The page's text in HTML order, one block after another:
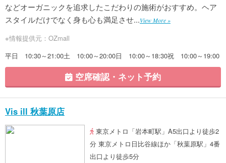
などオーガニックを追求したこだわりの施術がおすすめ。ヘア
スタイルだけでなく身も心も満足させ...View More »
※情報提供元：OZmall
平日 10:30～21:00土 10:00～20:00日 10:00～18:30祝 10:00～19:00
空席確認・ネット予約
Vis ill 秋葉原店
東京メトロ「岩本町駅」A5出口より徒歩2
分 東京メトロ日比谷線ほか「秋葉原駅」4番
出口より徒歩5分